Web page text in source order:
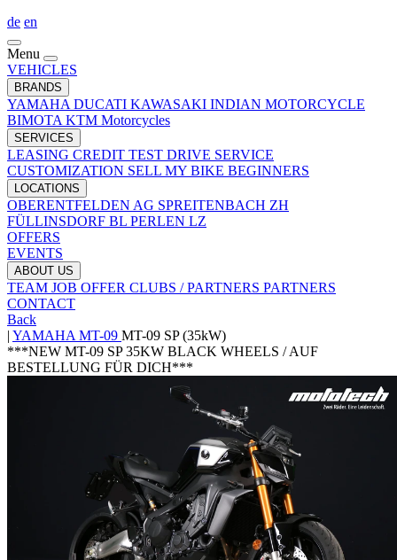
de en
Menu
VEHICLES
BRANDS
YAMAHA DUCATI KAWASAKI INDIAN MOTORCYCLE
BIMOTA KTM Motorcycles
SERVICES
LEASING CREDIT TEST DRIVE SERVICE
CUSTOMIZATION SELL MY BIKE BEGINNERS
LOCATIONS
OBERENTFELDEN AG SPREITENBACH ZH
FÜLLINSDORF BL PERLEN LZ
OFFERS
EVENTS
ABOUT US
TEAM JOB OFFER CLUBS / PARTNERS PARTNERS
CONTACT
Back
| YAMAHA MT-09 MT-09 SP (35kW)
***NEW MT-09 SP 35KW BLACK WHEELS / AUF
BESTELLUNG FÜR DICH***